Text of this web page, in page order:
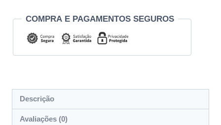
COMPRA E PAGAMENTOS SEGUROS
Descrição
Avaliações (0)